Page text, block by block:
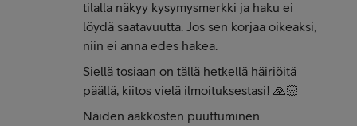
tilalla näkyy kysymysmerkki ja haku ei
löydä saatavuutta. Jos sen korjaa oikeaksi,
niin ei anna edes hakea.
Siellä tosiaan on tällä hetkellä häiriöitä
päällä, kiitos vielä ilmoituksestasi! 🙏🏻
Näiden ääkkösten puuttuminen